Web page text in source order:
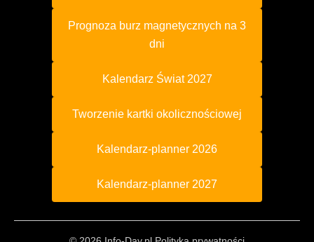
Prognoza burz magnetycznych na 3
dni
Kalendarz Świat 2027
Tworzenie kartki okolicznościowej
Kalendarz-planner 2026
Kalendarz-planner 2027